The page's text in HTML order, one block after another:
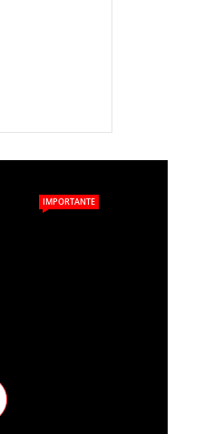
IMPORTANTE